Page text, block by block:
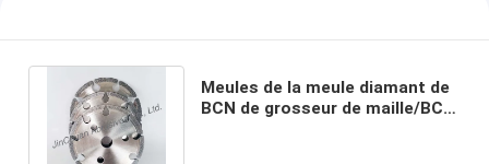
Meules de la meule diamant de
BCN de grosseur de maille/BCN